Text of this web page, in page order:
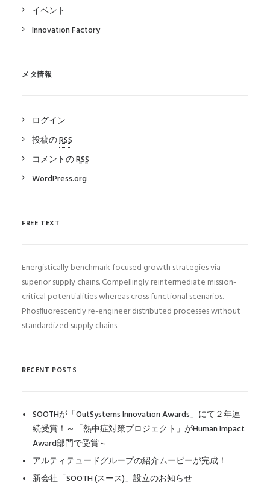
イベント
Innovation Factory
メタ情報
ログイン
投稿のRSS
コメントのRSS
WordPress.org
FREE TEXT
Energistically benchmark focused growth strategies via
superior supply chains. Compellingly reintermediate mission-
critical potentialities whereas cross functional scenarios.
Phosfluorescently re-engineer distributed processes without
standardized supply chains.
RECENT POSTS
SOOTHが「OutSystems Innovation Awards」にて２年連
続受賞！～「熱中症対策プロジェクト」がHuman Impact
Award部門で受賞～
アルティテュードグループの紹介ムービーが完成！
新会社「SOOTH (スース)」設立のお知らせ